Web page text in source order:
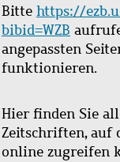
Bitte https://
bibid=WZB
angepassten
funktionieren.
Hier finden Sie
Zeitschriften, auf
online zugreifen